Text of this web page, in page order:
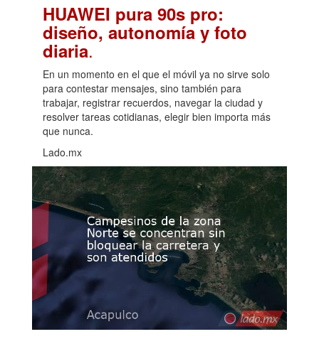
HUAWEI pura 90s pro:
diseño, autonomía y foto
diaria.
En un momento en el que el móvil ya no sirve solo
para contestar mensajes, sino también para
trabajar, registrar recuerdos, navegar la ciudad y
resolver tareas cotidianas, elegir bien importa más
que nunca.
Lado.mx